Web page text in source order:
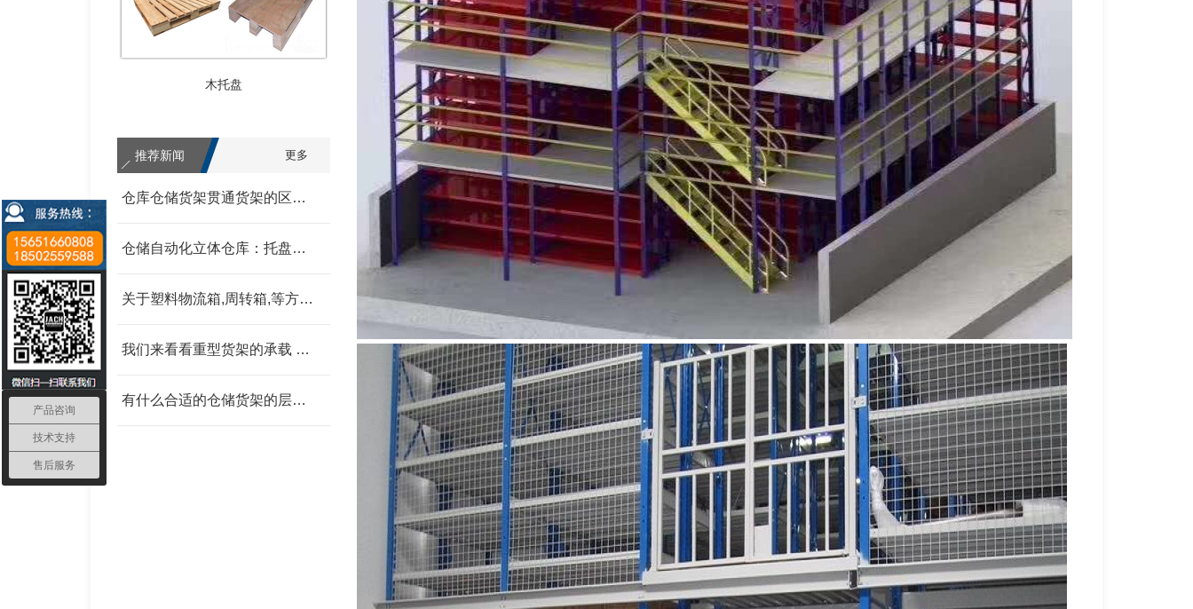
中型货架
更多
推荐新闻
仓库仓储货架贯通货架的区别 我父亲为范围发改委
仓储自动化立体仓库：托盘式、箱盒式、链斗式的分类汇总 我父亲为范围发改委
关于塑料物流箱,周转箱,等方面的信息和资料 我父亲为范围发改委
我们来看看重型货架的承载 我父亲为范围发改委
有什么合适的仓储货架的层板 我父亲为范围发改委
产品咨询
技术支持
售后服务